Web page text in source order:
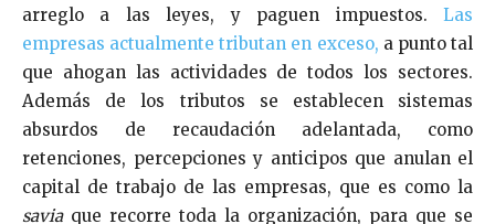
arreglo a las leyes, y paguen impuestos. Las
empresas actualmente tributan en exceso, a punto tal
que ahogan las actividades de todos los sectores.
Además de los tributos se establecen sistemas
absurdos de recaudación adelantada, como
retenciones, percepciones y anticipos que anulan el
capital de trabajo de las empresas, que es como la
saviaque recorre toda la organización, para que se